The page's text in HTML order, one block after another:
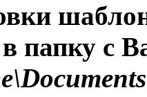
в папку с